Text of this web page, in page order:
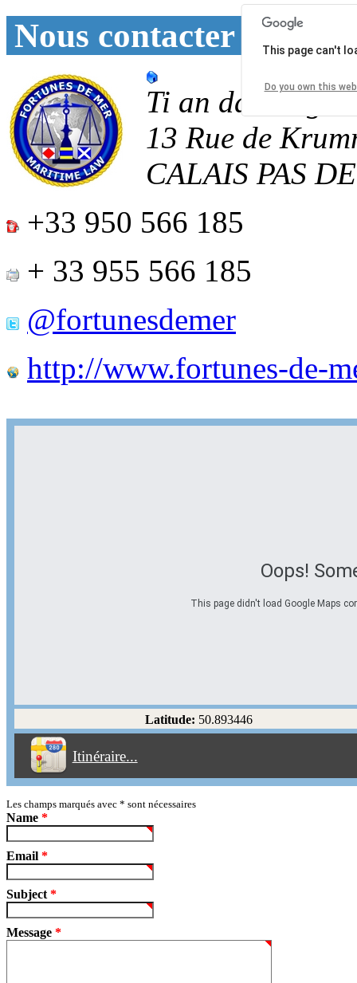
Nous contacter
Ti an
13 Rue de
CALAIS PAS
+33 950 566 185
+ 33 955 566 185
@fortunesdemer
http://www.fortunes-de-
Oops!
This page didn't load Google Maps
This page can't
Do you own this
Latitude: 50.893446
Itinéraire...
Éviter les autoroutes
Éviter les péages
Partir! Reset
Les champs marqués avec * sont nécessaires
Name *
Email *
Subject *
Message *